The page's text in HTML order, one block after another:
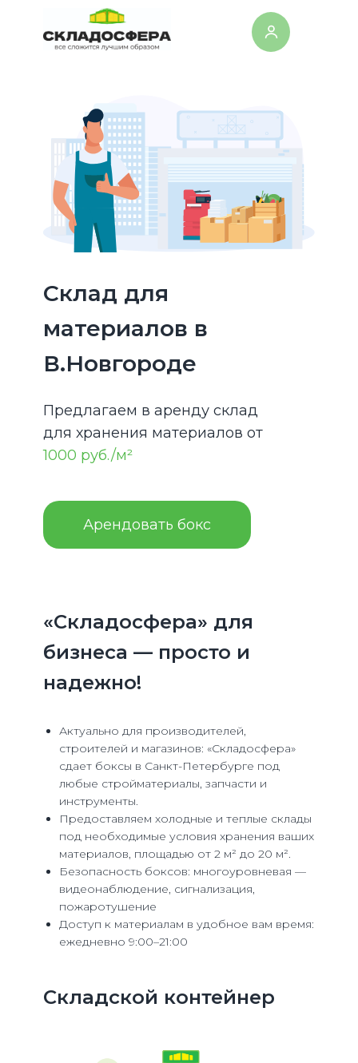
Склад для
материалов в
В.Новгороде
Предлагаем в аренду склад
для хранения материалов от
1000 руб./м²
Арендовать бокс
«Складосфера» для
бизнеса — просто и
надежно!
Актуально для производителей,
строителей и магазинов: «Складосфера»
сдает боксы в Санкт-Петербурге под
любые стройматериалы, запчасти и
инструменты.
Предоставляем холодные и теплые склады
под необходимые условия хранения ваших
материалов, площадью от 2 м² до 20 м².
Безопасность боксов: многоуровневая —
видеонаблюдение, сигнализация,
пожаротушение
Доступ к материалам в удобное вам время:
ежедневно 9:00–21:00
Складской контейнер